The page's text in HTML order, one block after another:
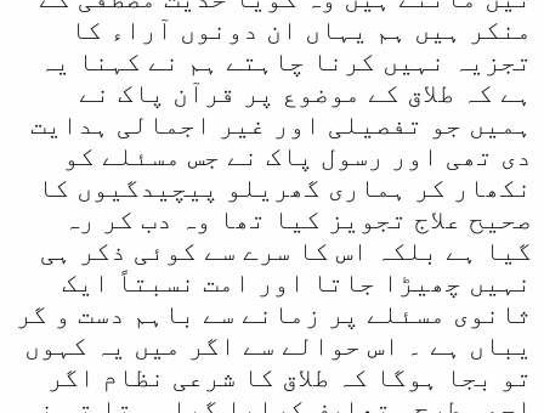
منکر ہیں ہم یہاں ان دونوں آراء کا
تجزیہ نہیں کرنا چاہتے ہم نے کہنا یہ
ہے کہ طلاق کے موضوع پر قرآن پاک نے
ہمیں جو تفصیلی اور غیر اجمالی ہدایت
دی تھی اور رسول پاک نے جس مسئلے کو
نکھار کر ہماری گھریلو پیچیدگیوں کا
صحیح علاج تجویز کیا تھا وہ دب کر رہ
گیا ہے بلکہ اس کا سرے سے کوئی ذکر ہی
نہیں چھیڑا جاتا اور امت نسبتاً ایک
ثانوی مسئلے پر زمانے سے باہم دست و گر
یباں ہے ۔ اس حوالے سے اگر میں یہ کہوں
تو بجا ہوگا کہ طلاق کا شرعی نظام اگر